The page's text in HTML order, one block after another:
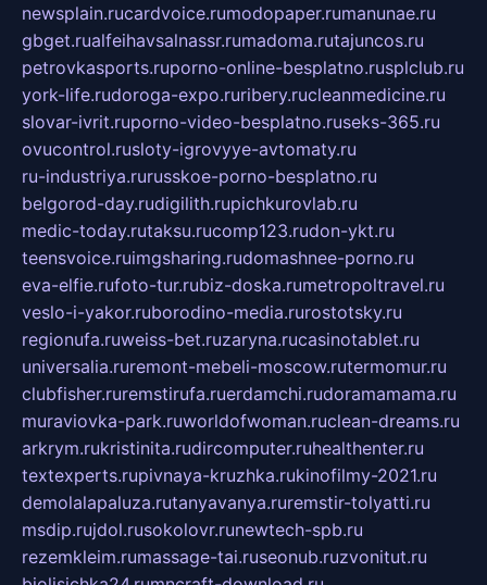
newsplain.rucardvoice.rumodopaper.rumanunae.ru
gbget.rualfeihavsalnassr.rumadoma.rutajuncos.ru
petrovkasports.ruporno-online-besplatno.rusplclub.ru
york-life.rudoroga-expo.ruribery.rucleanmedicine.ru
slovar-ivrit.ruporno-video-besplatno.ruseks-365.ru
ovucontrol.rusloty-igrovyye-avtomaty.ru
ru-industriya.rurusskoe-porno-besplatno.ru
belgorod-day.rudigilith.rupichkurovlab.ru
medic-today.rutaksu.rucomp123.rudon-ykt.ru
teensvoice.ruimgsharing.rudomashnee-porno.ru
eva-elfie.rufoto-tur.rubiz-doska.rumetropoltravel.ru
veslo-i-yakor.ruborodino-media.rurostotsky.ru
regionufa.ruweiss-bet.ruzaryna.rucasinotablet.ru
universalia.ruremont-mebeli-moscow.rutermomur.ru
clubfisher.ruremstirufa.ruerdamchi.rudoramamama.ru
muraviovka-park.ruworldofwoman.ruclean-dreams.ru
arkrym.rukristinita.rudircomputer.ruhealthenter.ru
textexperts.rupivnaya-kruzhka.rukinofilmy-2021.ru
demolalapaluza.rutanyavanya.ruremstir-tolyatti.ru
msdip.rujdol.rusokolovr.runewtech-spb.ru
rezemkleim.rumassage-tai.ruseonub.ruzvonitut.ru